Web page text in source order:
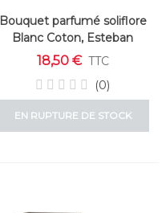
Bouquet parfumé soliflore
Blanc Coton, Esteban
18,50 € TTC
(0)
EN RUPTURE DE STOCK